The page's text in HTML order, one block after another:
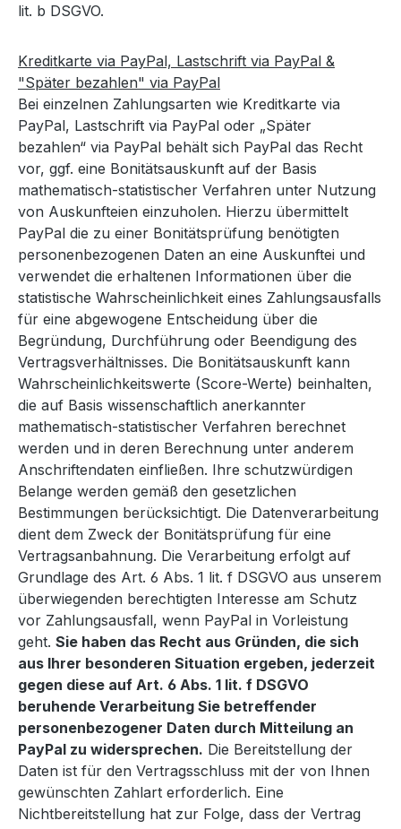
lit. b DSGVO.
Kreditkarte via PayPal, Lastschrift via PayPal &
"Später bezahlen" via PayPal
Bei einzelnen Zahlungsarten wie Kreditkarte via
PayPal, Lastschrift via PayPal oder „Später
bezahlen“ via PayPal behält sich PayPal das Recht
vor, ggf. eine Bonitätsauskunft auf der Basis
mathematisch-statistischer Verfahren unter Nutzung
von Auskunfteien einzuholen. Hierzu übermittelt
PayPal die zu einer Bonitätsprüfung benötigten
personenbezogenen Daten an eine Auskunftei und
verwendet die erhaltenen Informationen über die
statistische Wahrscheinlichkeit eines Zahlungsausfalls
für eine abgewogene Entscheidung über die
Begründung, Durchführung oder Beendigung des
Vertragsverhältnisses. Die Bonitätsauskunft kann
Wahrscheinlichkeitswerte (Score-Werte) beinhalten,
die auf Basis wissenschaftlich anerkannter
mathematisch-statistischer Verfahren berechnet
werden und in deren Berechnung unter anderem
Anschriftendaten einfließen. Ihre schutzwürdigen
Belange werden gemäß den gesetzlichen
Bestimmungen berücksichtigt. Die Datenverarbeitung
dient dem Zweck der Bonitätsprüfung für eine
Vertragsanbahnung. Die Verarbeitung erfolgt auf
Grundlage des Art. 6 Abs. 1 lit. f DSGVO aus unserem
überwiegenden berechtigten Interesse am Schutz
vor Zahlungsausfall, wenn PayPal in Vorleistung
geht. Sie haben das Recht aus Gründen, die sich
aus Ihrer besonderen Situation ergeben, jederzeit
gegen diese auf Art. 6 Abs. 1 lit. f DSGVO
beruhende Verarbeitung Sie betreffender
personenbezogener Daten durch Mitteilung an
PayPal zu widersprechen. Die Bereitstellung der
Daten ist für den Vertragsschluss mit der von Ihnen
gewünschten Zahlart erforderlich. Eine
Nichtbereitstellung hat zur Folge, dass der Vertrag